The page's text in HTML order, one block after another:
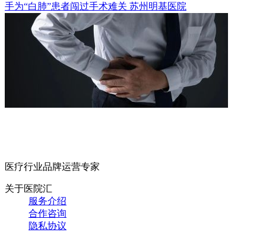
手为“白肺”患者闯过手术难关 苏州明基医院
医疗行业品牌运营专家
关于医院汇
服务介绍
合作咨询
隐私协议